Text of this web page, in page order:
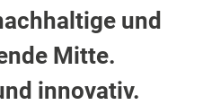
und
Mitte.
innovativ.